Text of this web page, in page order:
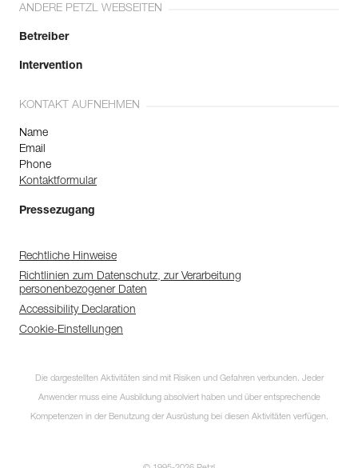
ANDERE PETZL WEBSEITEN
Betreiber
Intervention
KONTAKT AUFNEHMEN
Name
Email
Phone
Kontaktformular
Pressezugang
Rechtliche Hinweise
Richtlinien zum Datenschutz, zur Verarbeitung
personenbezogener Daten
Accessibility Declaration
Cookie-Einstellungen
Die dargestellten Aktivitäten sind mit Risiken und Gefahren verbunden. Jeder
Anwender muss eine Ausbildung absolviert haben und über entsprechende
Kompetenzen in der Benutzung der Ausrüstung bei diesen Aktivitäten verfügen.